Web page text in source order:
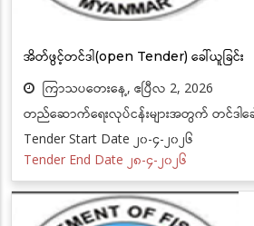
အိတ်ဖွင့်တင်ဒါ(open Tender) ခေါ်ယူခြင်း
ကြာသပတေးနေ့, ဧပြီလ 2, 2026
တည်ဆောက်ရေးလုပ်ငန်းများအတွက် တင်ဒါခေ
Tender Start Date ၂၀-၄-၂၀၂၆
Tender End Date ၂၈-၄-၂၀၂၆